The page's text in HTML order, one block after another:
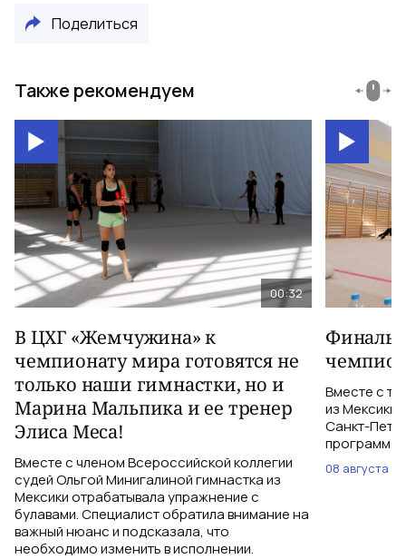
Поделиться
Также рекомендуем
00:32
В ЦХГ «Жемчужина» к
чемпионату мира готовятся не
только наши гимнастки, но и
Марина Мальпика и ее тренер
Элиса Меса!
Вместе с членом Всероссийской коллегии
судей Ольгой Минигалиной гимнастка из
Мексики отрабатывала упражнение с
булавами. Специалист обратила внимание на
важный нюанс и подсказала, что
необходимо изменить в исполнении.
Вместе с
из Мексики
Санкт-
программе
08 августа